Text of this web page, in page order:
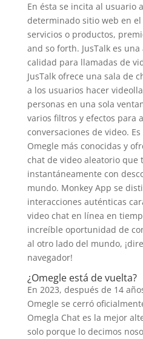
En ésta se incita al usuario
determinado sitio web en
servicios o productos,
and so forth. JusTalk es
calidad para llamadas de
JusTalk ofrece una sala de
a los usuarios hacer
personas en una sola
varios filtros y efectos para
conversaciones de video.
Omegle más conocidas y
chat de video aleatorio que
instantáneamente con
mundo. Monkey App se
interacciones auténticas
video chat en línea en
increíble oportunidad de
al otro lado del mundo,
navegador!
¿Omegle está de vuelta?
En 2023, después de 14
Omegle se cerró
Omegla Chat es la mejor
solo porque lo decimos